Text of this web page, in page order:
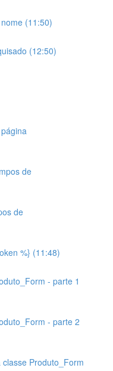
(11:50)
(12:50)
de
de
%} (11:48)
- parte 1
- parte 2
Produto_Form